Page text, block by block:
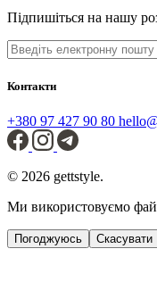
Підпишіться на нашу
Контакти
+380 97 427 90 80
© 2026 gettstyle.
Ми використовуємо
Погоджуюсь Скасувати